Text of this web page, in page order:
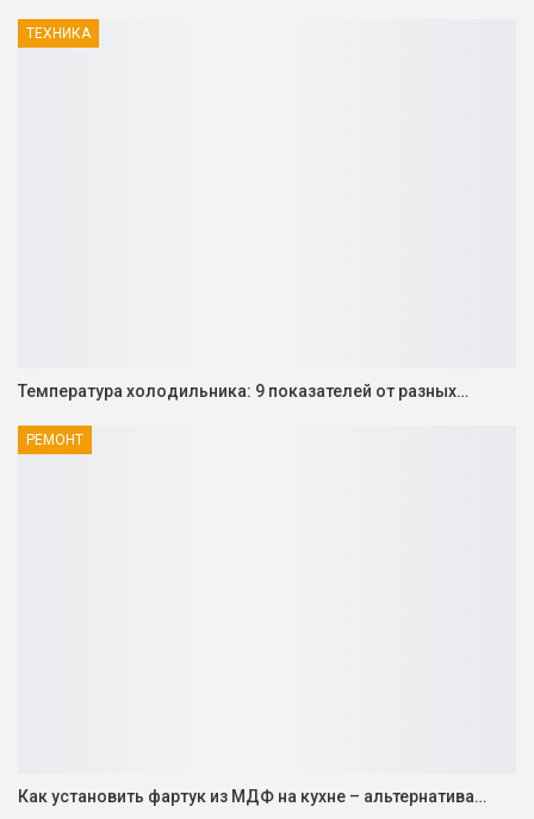
ТЕХНИКА
Температура холодильника: 9 показателей от разных…
РЕМОНТ
Как установить фартук из МДФ на кухне – альтернатива…